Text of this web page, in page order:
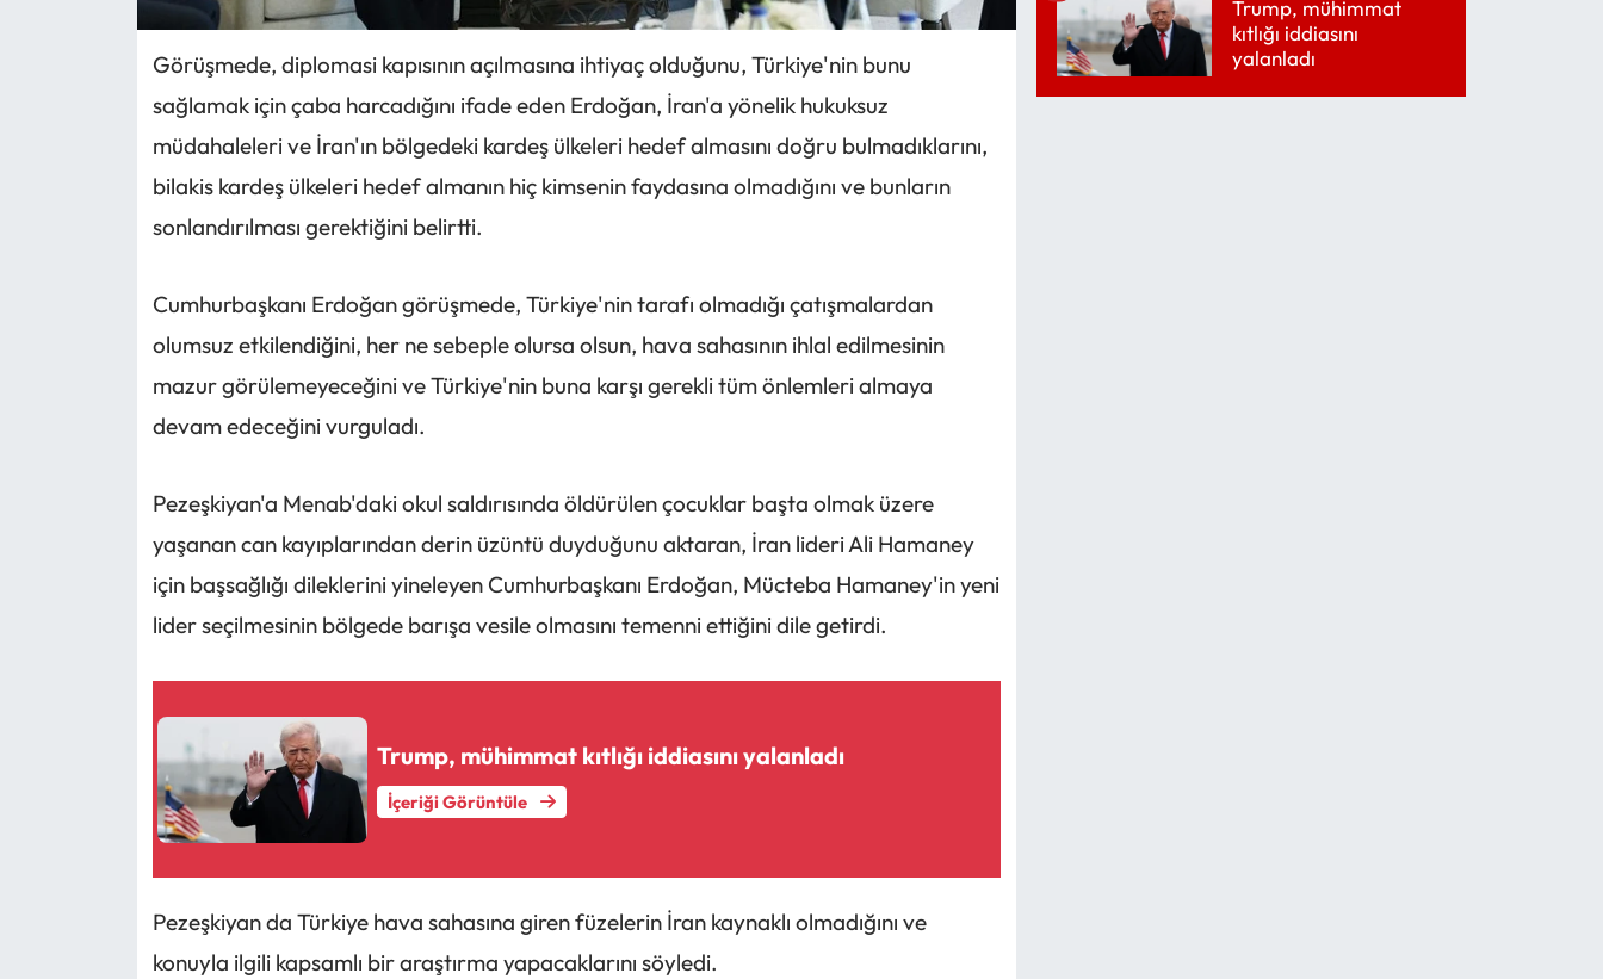
Görüşmede, diplomasi kapısının açılmasına ihtiyaç olduğunu, Türkiye'nin bunu
sağlamak için çaba harcadığını ifade eden Erdoğan, İran'a yönelik hukuksuz
müdahaleleri ve İran'ın bölgedeki kardeş ülkeleri hedef almasını doğru bulmadıklarını,
bilakis kardeş ülkeleri hedef almanın hiç kimsenin faydasına olmadığını ve bunların
sonlandırılması gerektiğini belirtti.
Cumhurbaşkanı Erdoğan görüşmede, Türkiye'nin tarafı olmadığı çatışmalardan
olumsuz etkilendiğini, her ne sebeple olursa olsun, hava sahasının ihlal edilmesinin
mazur görülemeyeceğini ve Türkiye'nin buna karşı gerekli tüm önlemleri almaya
devam edeceğini vurguladı.
Pezeşkiyan'a Menab'daki okul saldırısında öldürülen çocuklar başta olmak üzere
yaşanan can kayıplarından derin üzüntü duyduğunu aktaran, İran lideri Ali Hamaney
için başsağlığı dileklerini yineleyen Cumhurbaşkanı Erdoğan, Mücteba Hamaney'in yeni
lider seçilmesinin bölgede barışa vesile olmasını temenni ettiğini dile getirdi.
Trump, mühimmat kıtlığı iddiasını yalanladı
İçeriği Görüntüle
Pezeşkiyan da Türkiye hava sahasına giren füzelerin İran kaynaklı olmadığını ve
konuyla ilgili kapsamlı bir araştırma yapacaklarını söyledi.
Trump, mühimmat
kıtlığı iddiasını
yalanladı